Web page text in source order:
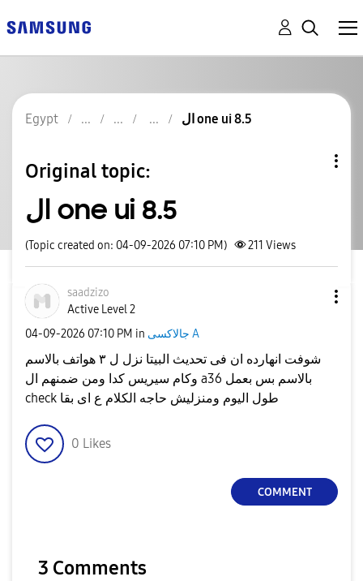
Egypt ال one ui 8.5
Original topic:
ال one ui 8.5
(Topic created on: 04-09-2026 07:10 PM) 211 Views
saadzizo
Active Level 2
‎04-09-2026 07:10 PM in جالاكسى A
شوفت انهارده ان فى تحديث البيتا نزل ل ٣ هواتف بالاسم
وكام سيريس كدا ومن ضمنهم ال a36 بالاسم بس بعمل
0 Likes
COMMENT
3 Comments